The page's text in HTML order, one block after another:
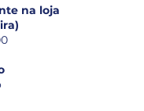
na loja